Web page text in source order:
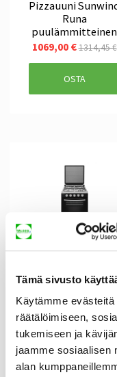
Tämä sivusto
Käytämme
räätälöimiseen,
tukemiseen ja
jaamme sosiaalisen
alan
Pizzauuni
Runa
puulämmitteinen
1069,00 €1314,45 €
OSTA
Pöytäkaasuliesi
Sunwind Cuisine
x 55 musta
OSTA